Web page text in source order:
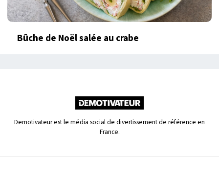
Bûche de Noël salée au crabe
Demotivateur est le média social de divertissement de référence en
France.